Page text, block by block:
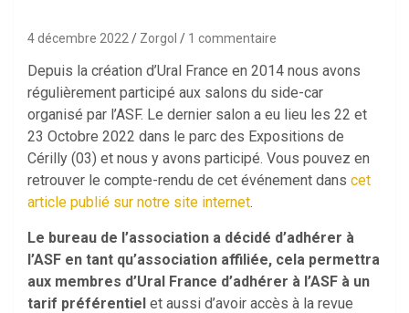
4 décembre 2022 Zorgol 1 commentaire
Depuis la création d’Ural France en 2014 nous avons
régulièrement participé aux salons du side-car
organisé par l’ASF. Le dernier salon a eu lieu les 22 et
23 Octobre 2022 dans le parc des Expositions de
Cérilly (03) et nous y avons participé. Vous pouvez en
retrouver le compte-rendu de cet événement dans cet
article publié sur notre site internet.
Le bureau de l’association a décidé d’adhérer à
l’ASF en tant qu’association affiliée, cela permettra
aux membres d’Ural France d’adhérer à l’ASF à un
tarif préférentiel et aussi d’avoir accès à la revue